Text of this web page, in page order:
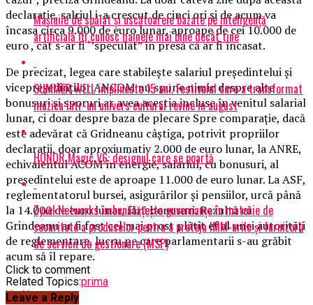
declaraţie, salriul i-a crescut de cinci ori şi de acum va
încasa circa 9.000 de euro lunar, aproape de cei 10.000 de
euro , cât s-ar fi‘’speculat”în presă că ar fi încasat.
De precizat, legea care stabileşte salariul preşedintelui şi
vicepreşedinţilor ANCOM nu spune nimic despre alte
bonusuri şi sporuri ar avea aceştia incluse în venitul salarial
lunar, ci doar despre baza de plecare Spre comparaţie, dacă
este adevărat că Gridneanu câştiga, potrivit propriilor
declaraţii, doar aproxiumativ 2.000 de euro lunar, la ANRE,
echivalentul ACOM în energie, salariul, cu bonusuri, al
preşedintelui este de aproape 11.000 de euro lunar. La ASF,
reglementatorul bursei, asigurărilor şi pensiilor, urcă până
la 14.000 de euro lunar, fără bonusuri. Rezultă că
Grindeanu ar fi fost cel mai prost plătit ef al unei autorităţi
de reglementare, lucru pe care parlamentarii s-au grăbit
acum să îl repare.
Related Topics:prima
Up Next
Mașinile de spălat și uscătoarele bazate pe inteligență
artificială îți cunosc hainele mai bine decât tine
SUMMER WELL implineste 15 ani. Festivalul care a transformat
muzica intr-un univers cultural revine in august
HONOR Magic V6: designul care se poartă
Zyxel Networks îmbunătățește guvernanța în materie de
securitate a produselor pentru a proteja IMM-urile și furnizorii
de servicii de gestionare (MSP)
Click to comment
Leave a Reply